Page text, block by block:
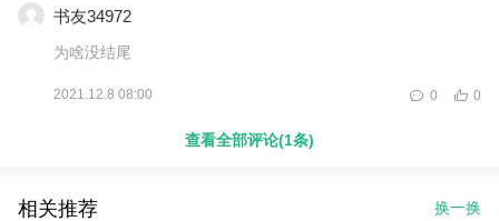
书友34972
为啥没结尾
2021.12.8 08:00 0
0
查看全部评论(1条)
相关推荐 换一换